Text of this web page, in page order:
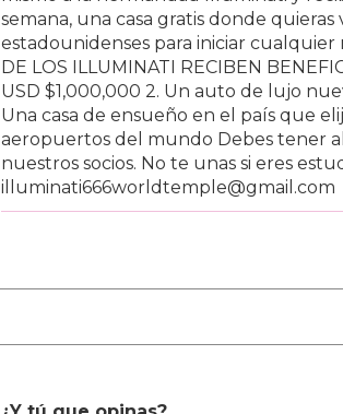
semana, una casa gratis donde
estadounidenses para iniciar cualquier
DE LOS ILLUMINATI RECIBEN
USD $1,000,000 2. Un auto de lujo
Una casa de ensueño en el país que
aeropuertos del mundo Debes tener
nuestros socios. No te unas si eres
illuminati666worldtemple@gmail.com